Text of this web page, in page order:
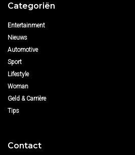
Categoriën
Entertainment
Nieuws
Automotive
Sport
Lifestyle
Woman
Geld & Carrière
Tips
Contact